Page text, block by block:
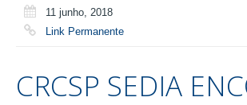
11 junho, 2018
Link Permanente
CRCSP SEDIA